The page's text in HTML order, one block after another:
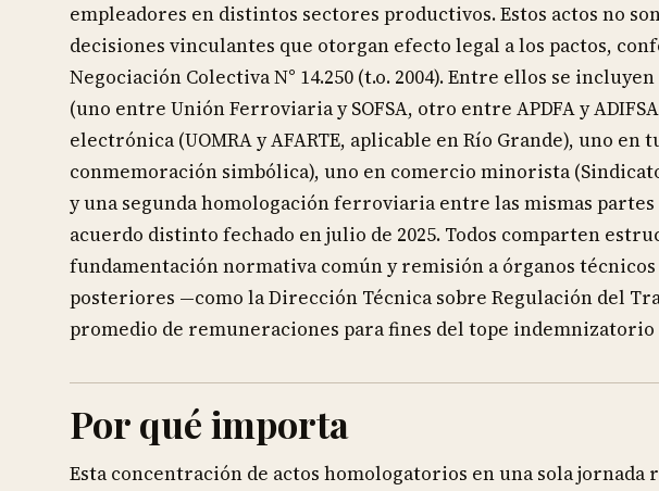
empleadores en distintos sectores productivos. Estos actos no
decisiones vinculantes que otorgan efecto legal a los pactos,
Negociación Colectiva N° 14.250 (t.o. 2004). Entre ellos se
(uno entre Unión Ferroviaria y SOFSA, otro entre APDFA y
electrónica (UOMRA y AFARTE, aplicable en Río Grande), uno en
conmemoración simbólica), uno en comercio minorista
y una segunda homologación ferroviaria entre las mismas
acuerdo distinto fechado en julio de 2025. Todos comparten
fundamentación normativa común y remisión a órganos
posteriores —como la Dirección Técnica sobre Regulación del
promedio de remuneraciones para fines del tope indemnizatorio
Por qué importa
Esta concentración de actos homologatorios en una sola